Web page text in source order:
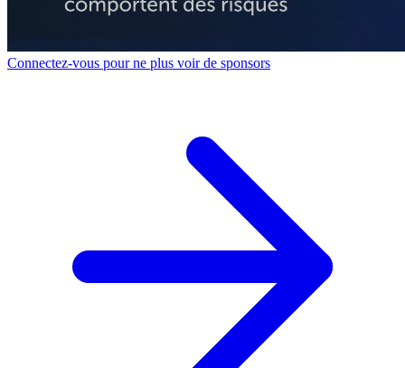
Connectez-vous pour ne plus voir de sponsors